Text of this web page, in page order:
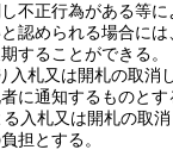
不正行為がある等
認められる場合に
することができる。
入札又は開札の取消
に通知するものとす
入札又は開札の取
担とする。